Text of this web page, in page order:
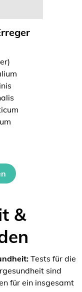
&
Tests für die
sind
für ein insgesamt